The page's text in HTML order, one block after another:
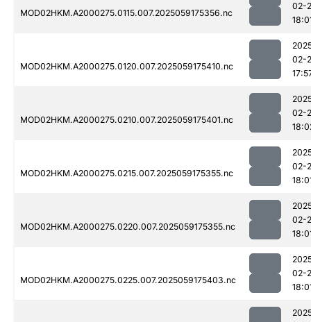
MOD02HKM.A2000275.0115.007.2025059175356.nc
02-
MOD02HKM.A2000275.0120.007.2025059175410.nc
02-
MOD02HKM.A2000275.0210.007.2025059175401.nc
02-
MOD02HKM.A2000275.0215.007.2025059175355.nc
02-
MOD02HKM.A2000275.0220.007.2025059175355.nc
02-
MOD02HKM.A2000275.0225.007.2025059175403.nc
02-